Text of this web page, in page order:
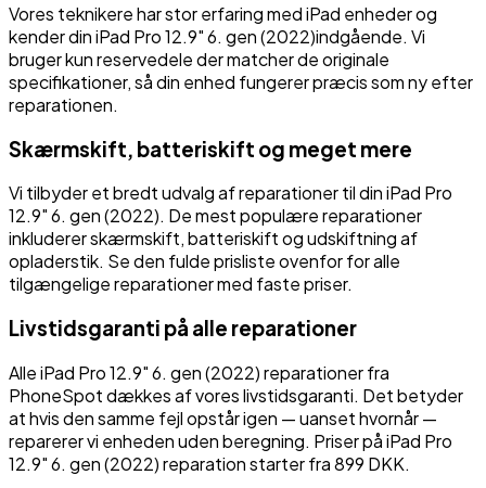
Vores teknikere har stor erfaring mediPad enheder og
kender diniPad Pro 12.9" 6. gen (2022)indgående. Vi
bruger kun reservedele der matcher de originale
specifikationer, så din enhed fungerer præcis som ny efter
reparationen.
Skærmskift, batteriskift og meget mere
Vi tilbyder et bredt udvalg af reparationer til diniPad Pro
12.9" 6. gen (2022). De mest populære reparationer
inkluderer skærmskift, batteriskift og udskiftning af
opladerstik. Se den fulde prisliste ovenfor for alle
tilgængelige reparationer med faste priser.
Livstidsgaranti på alle reparationer
AlleiPad Pro 12.9" 6. gen (2022)reparationer fra
PhoneSpot dækkes af vores livstidsgaranti. Det betyder
at hvis den samme fejl opstår igen — uanset hvornår —
reparerer vi enheden uden beregning. Priser på iPad Pro
12.9" 6. gen (2022) reparation starter fra 899 DKK.